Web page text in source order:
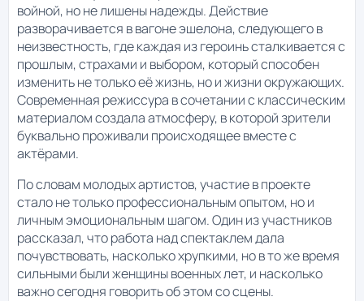
войной, но не лишены надежды. Действие
разворачивается в вагоне эшелона, следующего в
неизвестность, где каждая из героинь сталкивается с
прошлым, страхами и выбором, который способен
изменить не только её жизнь, но и жизни окружающих.
Современная режиссура в сочетании с классическим
материалом создала атмосферу, в которой зрители
буквально проживали происходящее вместе с
актёрами.
По словам молодых артистов, участие в проекте
стало не только профессиональным опытом, но и
личным эмоциональным шагом. Один из участников
рассказал, что работа над спектаклем дала
почувствовать, насколько хрупкими, но в то же время
сильными были женщины военных лет, и насколько
важно сегодня говорить об этом со сцены.